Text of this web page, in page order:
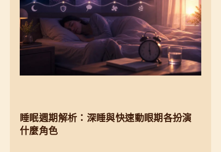
睡眠週期解析：深睡與快速動眼期各扮演
什麼角色